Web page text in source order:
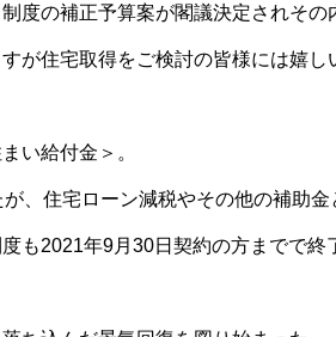
度の補正予算案が閣議決定されそ
が住宅取得をご検討の皆様には嬉し
い給付金＞。
、住宅ローン減税やその他の補助
も2021年9月30日契約の方までで終